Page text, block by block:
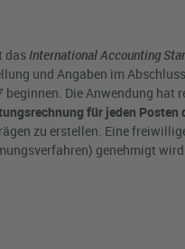
dasInternational Accounting
und Angaben im
Die Anwendung
für jeden Posten
zu erstellen. Eine
genehmigt